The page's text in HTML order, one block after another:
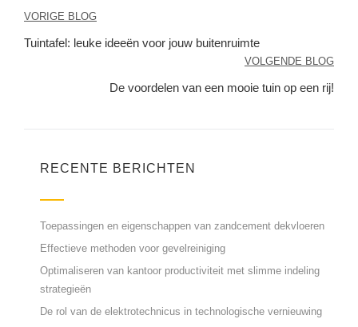
Berichtnavigatie
VORIGE BLOG
Tuintafel: leuke ideeën voor jouw buitenruimte
VOLGENDE BLOG
De voordelen van een mooie tuin op een rij!
RECENTE BERICHTEN
Toepassingen en eigenschappen van zandcement dekvloeren
Effectieve methoden voor gevelreiniging
Optimaliseren van kantoor productiviteit met slimme indeling
strategieën
De rol van de elektrotechnicus in technologische vernieuwing